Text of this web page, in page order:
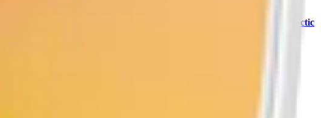
Arctic
hållbara dosor tillverkade av återvunnen plast. Xqs är idag en del av